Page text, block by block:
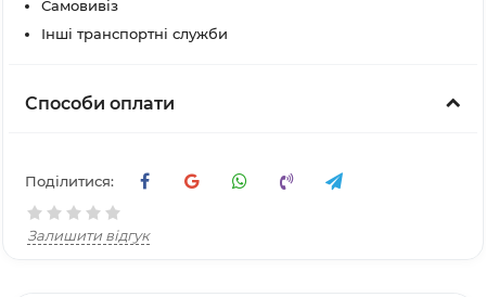
Самовивіз
Інші транспортні служби
Способи оплати
Поділитися:
Залишити відгук